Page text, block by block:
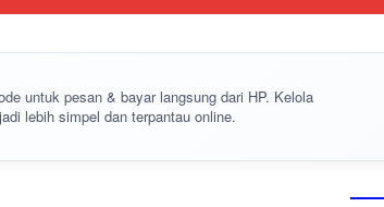
untuk pesan & bayar langsung dari HP. Kelola
lebih simpel dan terpantau online.